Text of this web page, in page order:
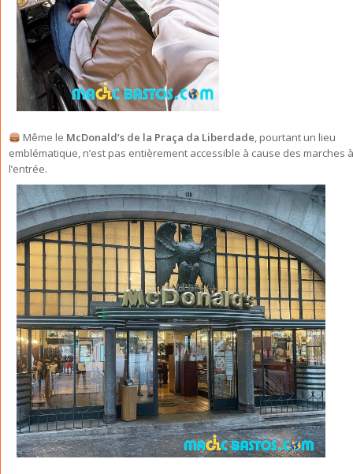
Même le McDonald’s de la Praça da Liberdade, pourtant un lieu
emblématique, n’est pas entièrement accessible à cause des marches à
l’entrée.